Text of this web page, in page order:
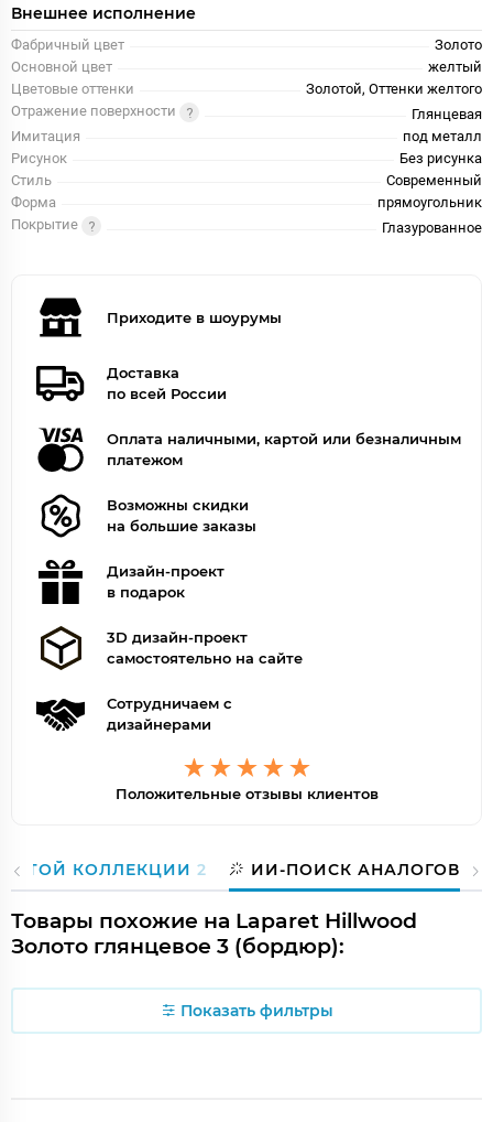
Внешнее исполнение
Фабричный цвет
Золото
Основной цвет
желтый
Цветовые оттенки
Золотой, Оттенки желтого
Отражение поверхности
Глянцевая
Имитация
под металл
Рисунок
Без рисунка
Стиль
Современный
Форма
прямоугольник
Покрытие
Глазурованное
Приходите в шоурумы
Доставка
по всей России
Оплата наличными, картой или безналичным
платежом
Возможны скидки
на большие заказы
Дизайн-проект
в подарок
3D дизайн-проект
самостоятельно на сайте
Сотрудничаем с
дизайнерами
Положительные отзывы клиентов
ЭТОЙ КОЛЛЕКЦИИ 2 ИИ-ПОИСК АНАЛОГОВ
Товары похожие на Laparet Hillwood
Золото глянцевое 3 (бордюр):
Показать фильтры